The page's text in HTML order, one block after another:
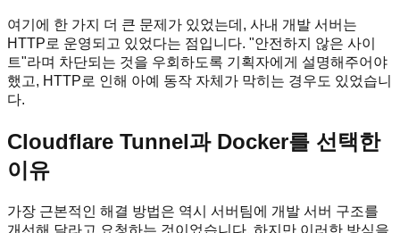
여기에 한 가지 더 큰 문제가 있었는데, 사내 개발 서버는
HTTP로 운영되고 있었다는 점입니다. "안전하지 않은 사이
트"라며 차단되는 것을 우회하도록 기획자에게 설명해주어야
했고, HTTP로 인해 아예 동작 자체가 막히는 경우도 있었습니
다.
Cloudflare Tunnel과 Docker를 선택한
이유
가장 근본적인 해결 방법은 역시 서버팀에 개발 서버 구조를
개선해 달라고 요청하는 것이었습니다. 하지만 이러한 방식을